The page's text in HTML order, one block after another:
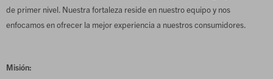
de primer nivel. Nuestra fortaleza reside en nuestro equipo y nos
enfocamos en ofrecer la mejor experiencia a nuestros consumidores.
Misión: